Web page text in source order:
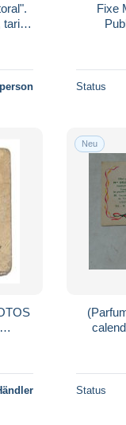
tarifs
Fixe
Status
Neu
(Parfum
calendriers "
Status